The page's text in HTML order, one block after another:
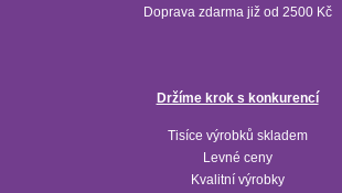
Doprava zdarma již od 2500 Kč
Držíme krok s konkurencí
Tisíce výrobků skladem
Levné ceny
Kvalitní výrobky